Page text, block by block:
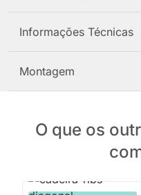
Informações Técnicas
Montagem
O que os